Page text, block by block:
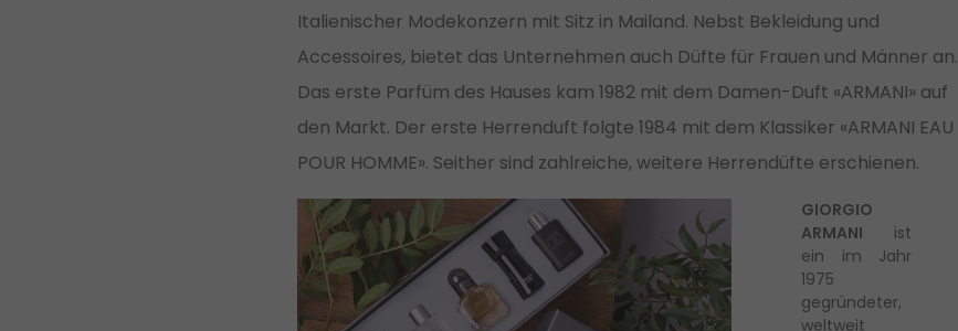
Italienischer Modekonzern mit Sitz in Mailand. Nebst Bekleidung und
Accessoires, bietet das Unternehmen auch Düfte für Frauen und Männer an.
Das erste Parfüm des Hauses kam 1982 mit dem Damen-Duft «ARMANI» auf
den Markt. Der erste Herrenduft folgte 1984 mit dem Klassiker «ARMANI EAU
POUR HOMME». Seither sind zahlreiche, weitere Herrendüfte erschienen.
GIORGIO
ARMANI ist
ein im Jahr
1975
gegründeter,
weltweit